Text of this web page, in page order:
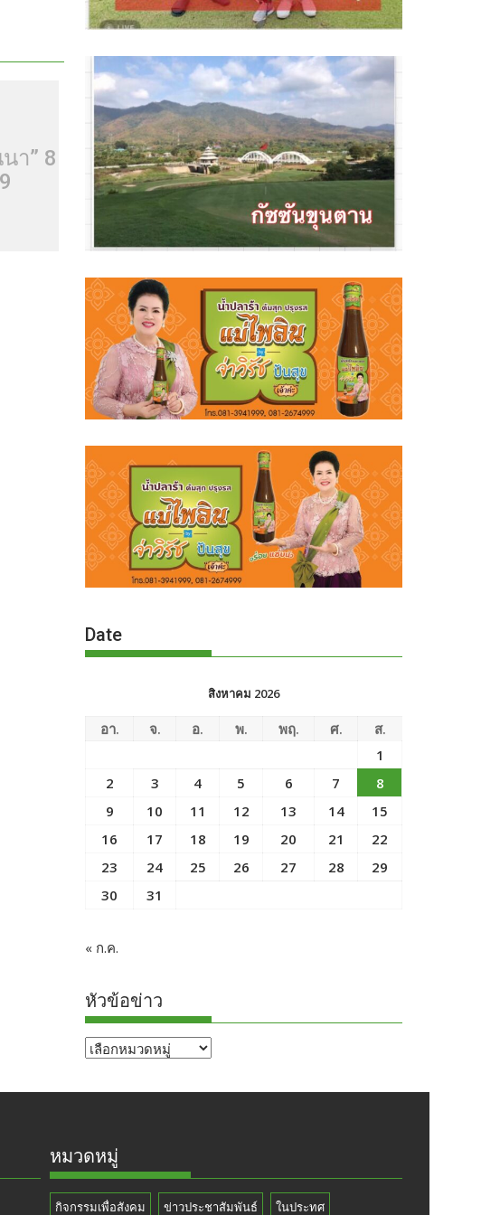
า” 8
Date
สิงหาคม 2026
อา. จ. อ. พ. พฤ. ศ.
ส.
1
2
3 4 5 6 7
8
9
10 11 12 13 14
15
16
17 18 19 20 21
22
23
24 25 26 27 28
29
30
31
« ก.ค.
หัวข้อข่าว
หัวข้อ
หมวดหมู่
กิจกรรมเพื่อสังคม ข่าวประชาสัมพันธ์ ในประทศ